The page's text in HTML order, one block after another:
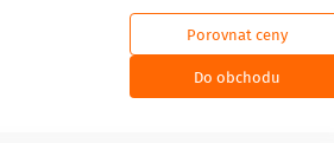
Porovnat ceny
Do obchodu